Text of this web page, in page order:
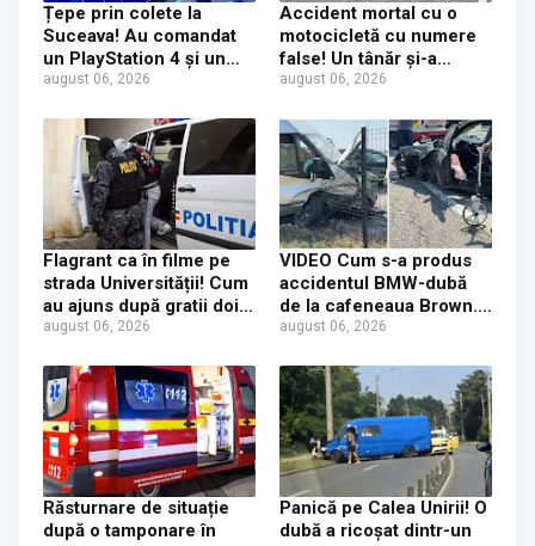
Țepe prin colete la
Suceava! Au comandat
un PlayStation 4 și un
iPhone 17 Pro Max, dar
o jucărie de plastic
august 06, 2026
Accident mortal cu o
motocicletă cu numere
false! Un tânăr și-a
pierdut viața după ce un
asigure
august 06, 2026
Flagrant ca în filme pe
strada Universității! Cum
au ajuns după gratii doi
tineri care au furat
august 06, 2026
VIDEO Cum s-a produs
accidentul BMW-dubă
de la cafeneaua Brown.
Concluzia polițiștilor
august 06, 2026
Răsturnare de situație
după o tamponare în
Panică pe Calea Unirii! O
dubă a ricoșat dintr-un